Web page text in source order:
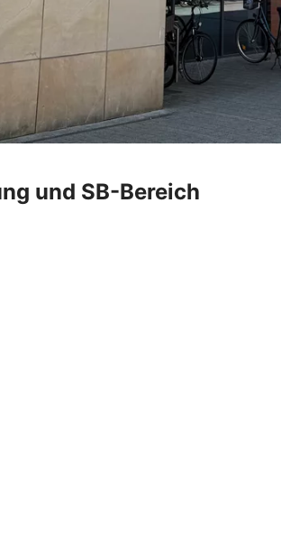
und SB-Bereich